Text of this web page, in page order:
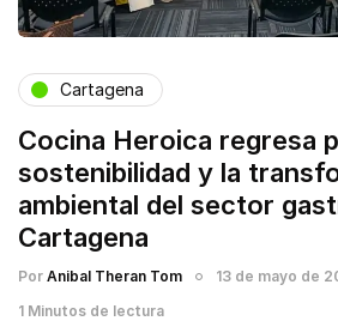
Cartagena
Cocina Heroica regresa
sostenibilidad y la
ambiental del sector
Cartagena
Por Anibal Theran Tom
13 de mayo de
1 Minutos de lectura